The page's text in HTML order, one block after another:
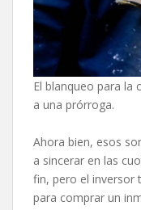
El blanqueo para la
a una prórroga.
Ahora bien, esos
a sincerar en las
fin, pero el inversor
para comprar un